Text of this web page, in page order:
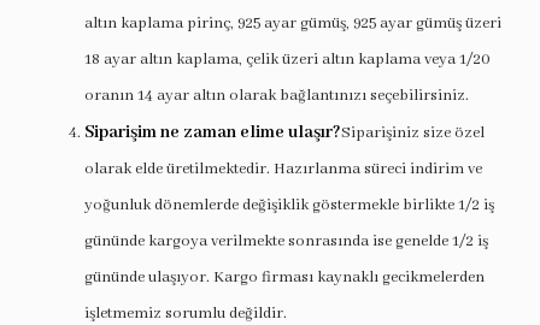
altın kaplama pirinç, 925 ayar gümüş, 925 ayar gümüş üzeri
18 ayar altın kaplama, çelik üzeri altın kaplama veya 1/20
oranın 14 ayar altın olarak bağlantınızı seçebilirsiniz.
Siparişim ne zaman elime ulaşır?Siparişiniz size özel
olarak elde üretilmektedir. Hazırlanma süreci indirim ve
yoğunluk dönemlerde değişiklik göstermekle birlikte 1/2 iş
gününde kargoya verilmekte sonrasında ise genelde 1/2 iş
gününde ulaşıyor. Kargo firması kaynaklı gecikmelerden
işletmemiz sorumlu değildir.